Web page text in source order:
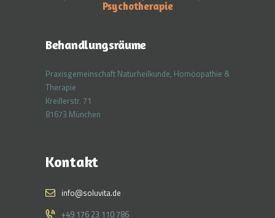
Psychotherapie
Behandlungsräume
Praxisgemeinschaft Naturheilkunde, Homöopathie &
Therapie
Kreillerstr. 71
81673 München
Kontakt
info@soluvita.de
+49 176 23 110 786